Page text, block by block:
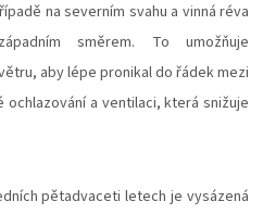
na severním svahu a vinná réva
směrem. To umožňuje
aby lépe pronikal do řádek mezi
a ventilaci, která snižuje
pětadvaceti letech je vysázená